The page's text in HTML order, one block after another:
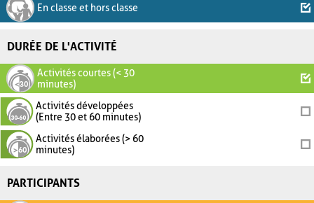
En classe et hors classe
DURÉE DE L'ACTIVITÉ
Activités courtes (< 30
minutes)
Activités développées
(Entre 30 et 60 minutes)
Activités élaborées (> 60
minutes)
PARTICIPANTS